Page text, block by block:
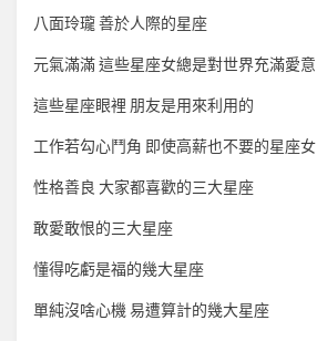
八面玲瓏 善於人際的星座
元氣滿滿 這些星座女總是對世界充滿愛意
這些星座眼裡 朋友是用來利用的
工作若勾心鬥角 即使高薪也不要的星座女
性格善良 大家都喜歡的三大星座
敢愛敢恨的三大星座
懂得吃虧是福的幾大星座
單純沒啥心機 易遭算計的幾大星座